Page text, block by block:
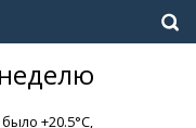
+20.5°C,